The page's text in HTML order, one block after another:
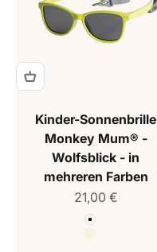
Kinder-Sonnenbrille
Monkey Mum® -
Wolfsblick - in
mehreren Farben
Verkaufspreis
21,00 €
Farbe
Weiß
Beige